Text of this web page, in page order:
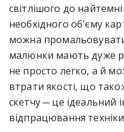
світлішого до
необхідного об'єму
можна промальовувати
малюнки мають дуже
не просто легко, а й
втрати якості, що
скетчу ─ це ідеальний
відпрацювання